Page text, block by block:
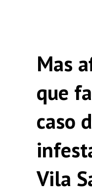
Mas
que
caso
Vila